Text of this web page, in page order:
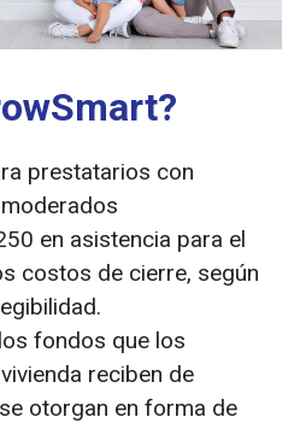
prestatarios con
en asistencia para el
costos de cierre, según
fondos que los
reciben de
otorgan en forma de